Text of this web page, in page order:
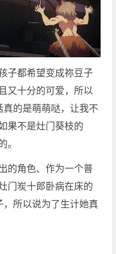
子都希望变成祢豆子
又十分​的​可爱，所以
的是萌萌哒，让我不
果不是灶门葵枝的
。
的角色、作为一个普
门炭十郎卧病在床的
所以说为了生计她真